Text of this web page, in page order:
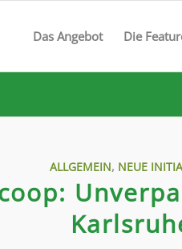
Das Angebot Die
ALLGEMEIN, NEUE